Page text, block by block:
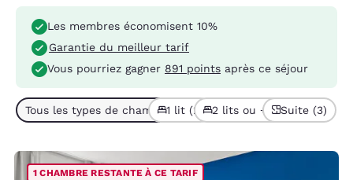
Les membres économisent 10%
Garantie du meilleur tarif
Vous pourriez gagner 891 points après ce séjour
Tous les types de chambres (3)
1 lit (2) 2 lits ou + (1)Suite (3)
1 CHAMBRE RESTANTE À CE TARIF